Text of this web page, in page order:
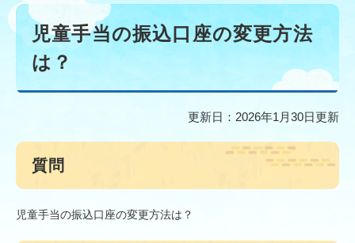
す
。
し
て
本
児童手当の振込口座の変更方法
は？
更新日：2026年1月30日更新
質問
児童手当の振込口座の変更方法は？